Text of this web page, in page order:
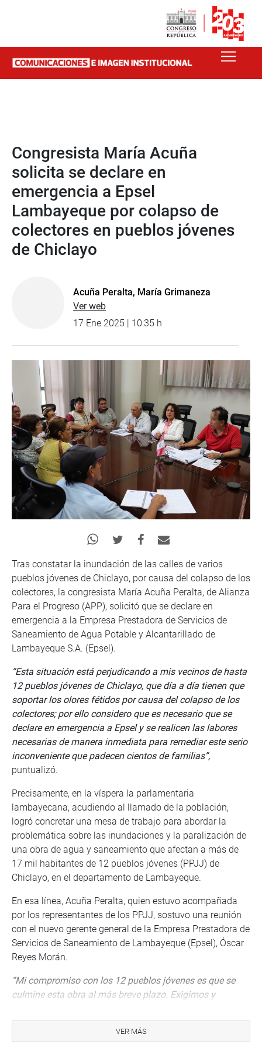
Congresista María Acuña
solicita se declare en
emergencia a Epsel
Lambayeque por colapso de
colectores en pueblos jóvenes
de Chiclayo
Acuña Peralta, María Grimaneza
Ver web
17 Ene 2025 | 10:35 h
Tras constatar la inundación de las calles de varios
pueblos jóvenes de Chiclayo, por causa del colapso de los
colectores, la congresista María Acuña Peralta, de Alianza
Para el Progreso (APP), solicitó que se declare en
emergencia a la Empresa Prestadora de Servicios de
Saneamiento de Agua Potable y Alcantarillado de
Lambayeque S.A. (Epsel).
“Esta situación está perjudicando a mis vecinos de hasta
12 pueblos jóvenes de Chiclayo, que día a día tienen que
soportar los olores fétidos por causa del colapso de los
colectores; por ello considero que es necesario que se
declare en emergencia a Epsel y se realicen las labores
necesarias de manera inmediata para remediar este serio
inconveniente que padecen cientos de familias”,
puntualizó.
Precisamente, en la víspera la parlamentaria
lambayecana, acudiendo al llamado de la población,
logró concretar una mesa de trabajo para abordar la
problemática sobre las inundaciones y la paralización de
una obra de agua y saneamiento que afectan a más de
17 mil habitantes de 12 pueblos jóvenes (PPJJ) de
Chiclayo, en el departamento de Lambayeque.
En esa línea, Acuña Peralta, quien estuvo acompañada
por los representantes de los PPJJ, sostuvo una reunión
con el nuevo gerente general de la Empresa Prestadora de
Servicios de Saneamiento de Lambayeque (Epsel), Óscar
Reyes Morán.
“Mi compromiso con los 12 pueblos jóvenes es que se
culmine esta obra al más breve plazo. Exigimos y
Lambayeque logre el objetivo de terminar y entregar la
obra para el beneficio de mis vecinos de Chiclayo”,
VER MÁS